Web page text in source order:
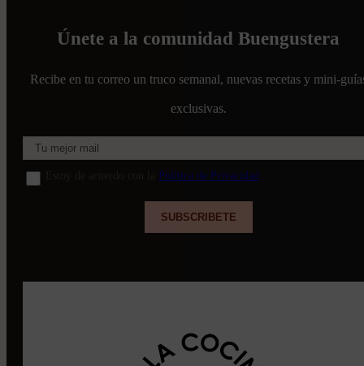
Únete a la comunidad Buengustera
Recibe en tu correo un truco semanal, nuevas recetas y mini-
exclusivas.
Política de Privacidad